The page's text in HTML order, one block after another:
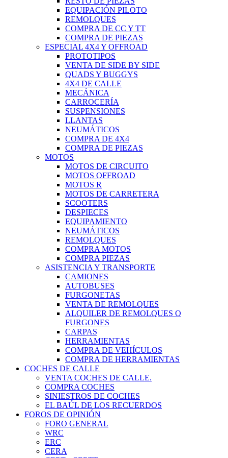
EQUIPACIÓN PILOTO
REMOLQUES
COMPRA DE CC Y TT
COMPRA DE PIEZAS
ESPECIAL 4X4 Y OFFROAD
PROTOTIPOS
VENTA DE SIDE BY SIDE
QUADS Y BUGGYS
4X4 DE CALLE
MECÁNICA
CARROCERÍA
SUSPENSIONES
LLANTAS
NEUMÁTICOS
COMPRA DE 4X4
COMPRA DE PIEZAS
MOTOS
MOTOS DE CIRCUITO
MOTOS OFFROAD
MOTOS R
MOTOS DE CARRETERA
SCOOTERS
DESPIECES
EQUIPAMIENTO
NEUMÁTICOS
REMOLQUES
COMPRA MOTOS
COMPRA PIEZAS
ASISTENCIA Y TRANSPORTE
CAMIONES
AUTOBUSES
FURGONETAS
VENTA DE REMOLQUES
ALQUILER DE REMOLQUES O
FURGONES
CARPAS
HERRAMIENTAS
COMPRA DE VEHÍCULOS
COMPRA DE HERRAMIENTAS
COCHES DE CALLE
VENTA COCHES DE CALLE.
COMPRA COCHES
SINIESTROS DE COCHES
EL BAÚL DE LOS RECUERDOS
FOROS DE OPINIÓN
FORO GENERAL
WRC
ERC
CERA